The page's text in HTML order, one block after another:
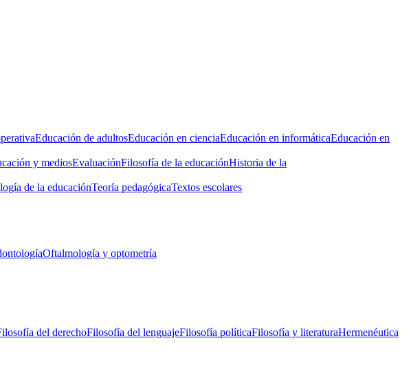
Educación de adultosEducación en cienciaEducación en informáticaEducación en
y mediosEvaluaciónFilosofía de la educaciónHistoria de la
de la educaciónTeoría pedagógicaTextos escolares
Oftalmología y optometría
del derechoFilosofía del lenguajeFilosofía políticaFilosofía y literaturaHermenéutica